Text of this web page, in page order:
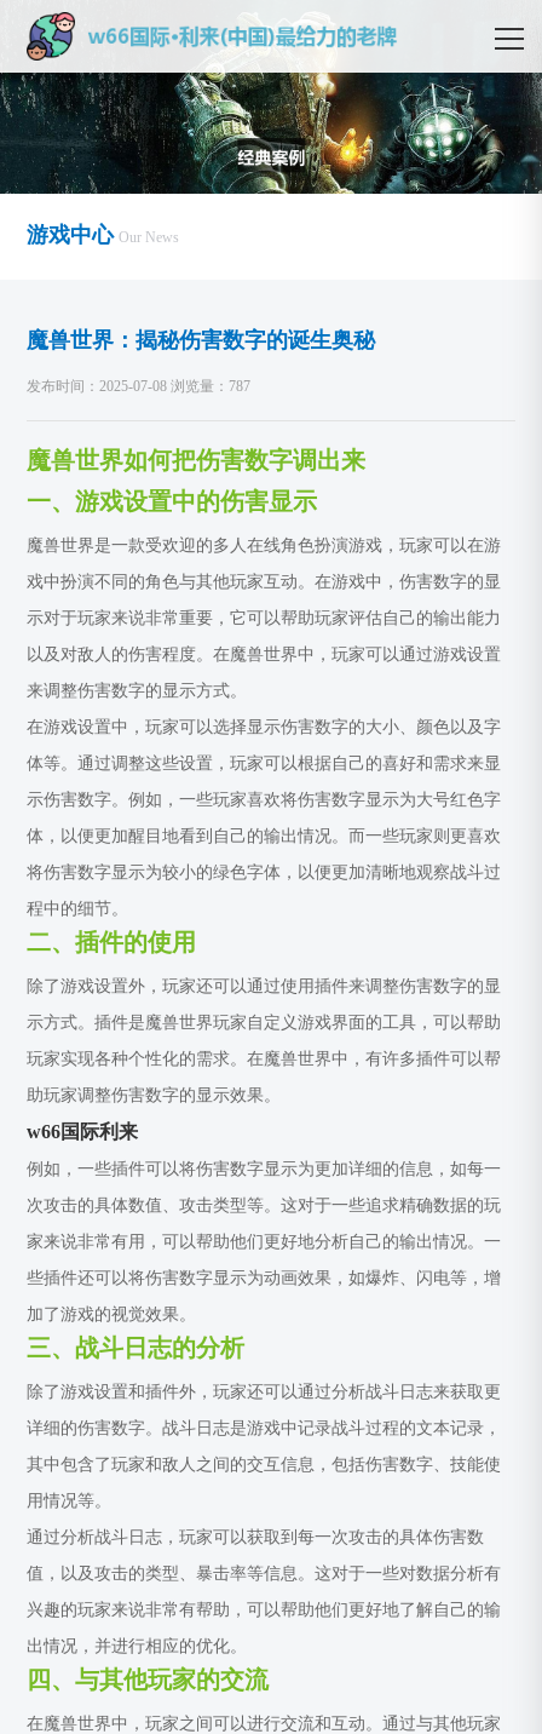
游戏中心 Our News
魔兽世界：揭秘伤害数字的诞生奥秘
发布时间：2025-07-08 浏览量：787
魔兽世界如何把伤害数字调出来
一、游戏设置中的伤害显示
魔兽世界是一款受欢迎的多人在线角色扮演游戏，玩家可以在游
戏中扮演不同的角色与其他玩家互动。在游戏中，伤害数字的显
示对于玩家来说非常重要，它可以帮助玩家评估自己的输出能力
以及对敌人的伤害程度。在魔兽世界中，玩家可以通过游戏设置
来调整伤害数字的显示方式。
在游戏设置中，玩家可以选择显示伤害数字的大小、颜色以及字
体等。通过调整这些设置，玩家可以根据自己的喜好和需求来显
示伤害数字。例如，一些玩家喜欢将伤害数字显示为大号红色字
体，以便更加醒目地看到自己的输出情况。而一些玩家则更喜欢
将伤害数字显示为较小的绿色字体，以便更加清晰地观察战斗过
程中的细节。
二、插件的使用
除了游戏设置外，玩家还可以通过使用插件来调整伤害数字的显
示方式。插件是魔兽世界玩家自定义游戏界面的工具，可以帮助
玩家实现各种个性化的需求。在魔兽世界中，有许多插件可以帮
助玩家调整伤害数字的显示效果。
w66国际利来
例如，一些插件可以将伤害数字显示为更加详细的信息，如每一
次攻击的具体数值、攻击类型等。这对于一些追求精确数据的玩
家来说非常有用，可以帮助他们更好地分析自己的输出情况。一
些插件还可以将伤害数字显示为动画效果，如爆炸、闪电等，增
加了游戏的视觉效果。
三、战斗日志的分析
除了游戏设置和插件外，玩家还可以通过分析战斗日志来获取更
详细的伤害数字。战斗日志是游戏中记录战斗过程的文本记录，
其中包含了玩家和敌人之间的交互信息，包括伤害数字、技能使
用情况等。
通过分析战斗日志，玩家可以获取到每一次攻击的具体伤害数
值，以及攻击的类型、暴击率等信息。这对于一些对数据分析有
兴趣的玩家来说非常有帮助，可以帮助他们更好地了解自己的输
出情况，并进行相应的优化。
四、与其他玩家的交流
在魔兽世界中，玩家之间可以进行交流和互动。通过与其他玩家